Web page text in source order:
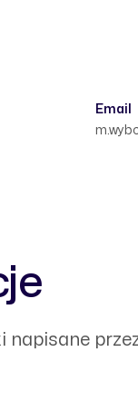
Email
napisane